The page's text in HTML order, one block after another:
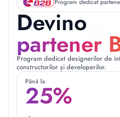
EILUMINAT
SOLUTIONS
Această politică
comandate de pe site-ul
conformitate cu prevederile:
Program dedicat
Devino
partener
Program dedicat designerilor de
constructorilor și developerilor.
Până la
25%